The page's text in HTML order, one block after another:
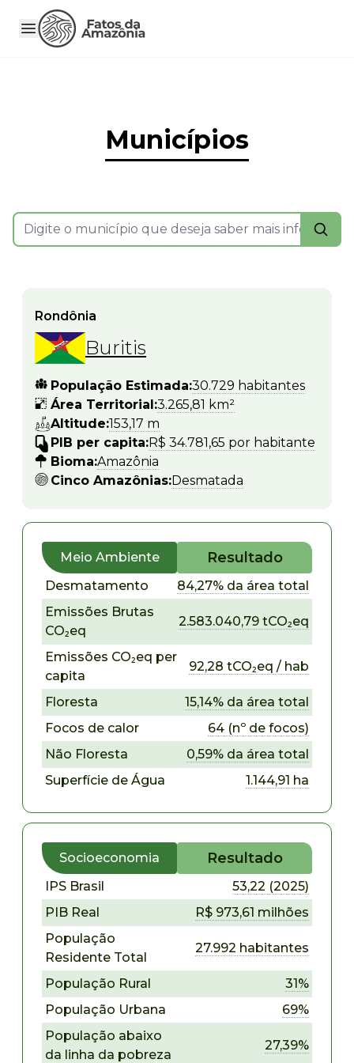
Municípios
Rondônia
Buritis
População Estimada:30.729 habitantes
Área Territorial:3.265,81 km²
Altitude:153,17 m
PIB per capita:R$ 34.781,65 por habitante
Bioma:Amazônia
Cinco Amazônias:Desmatada
Meio Ambiente Resultado
Desmatamento
84,27% da área total
Emissões Brutas
CO₂eq
2.583.040,79 tCO₂eq
Emissões CO₂eq per
capita
92,28 tCO₂eq / hab
Floresta
15,14% da área total
Focos de calor
64 (nº de focos)
Não Floresta
0,59% da área total
Superfície de Água
1.144,91 ha
Socioeconomia Resultado
IPS Brasil
53,22 (2025)
PIB Real
R$ 973,61 milhões
População
Residente Total
27.992 habitantes
População Rural
31%
População Urbana
69%
População abaixo
da linha da pobreza
27,39%